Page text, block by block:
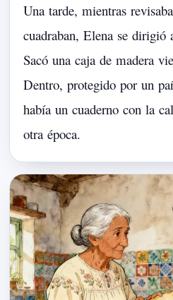
Una tarde, mientras
cuadraban, Elena se dirigió
Sacó una caja de madera
Dentro, protegido por un
había un cuaderno con la
otra época.